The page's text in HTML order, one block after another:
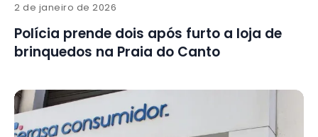
2 de janeiro de 2026
Polícia prende dois após furto a loja de
brinquedos na Praia do Canto